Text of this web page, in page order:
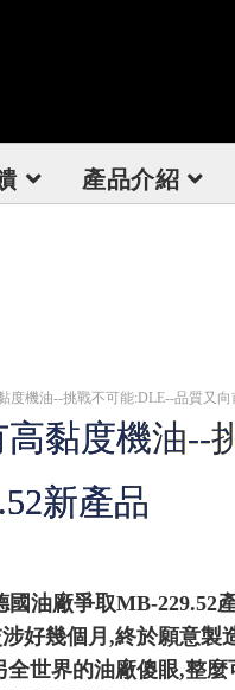
產品介紹
度機油--挑戰不可能:DLE--品質又
黏度機油--
新產品
國油廠爭取MB-229.52
好幾個月,終於願意製
全世界的油廠傻眼,整